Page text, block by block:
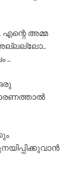
അമ്മ
അല്ലല്ലോ..
..